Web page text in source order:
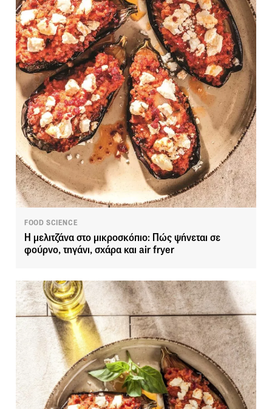
FOOD SCIENCE
Η μελιτζάνα στο μικροσκόπιο: Πώς ψήνεται σε
φούρνο, τηγάνι, σχάρα και air fryer